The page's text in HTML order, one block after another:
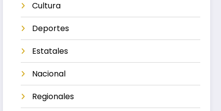
Cultura
Deportes
Estatales
Nacional
Regionales